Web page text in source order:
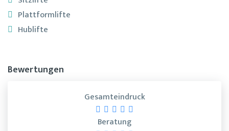
Plattformlifte
Hublifte
Bewertungen
Gesamteindruck
Beratung